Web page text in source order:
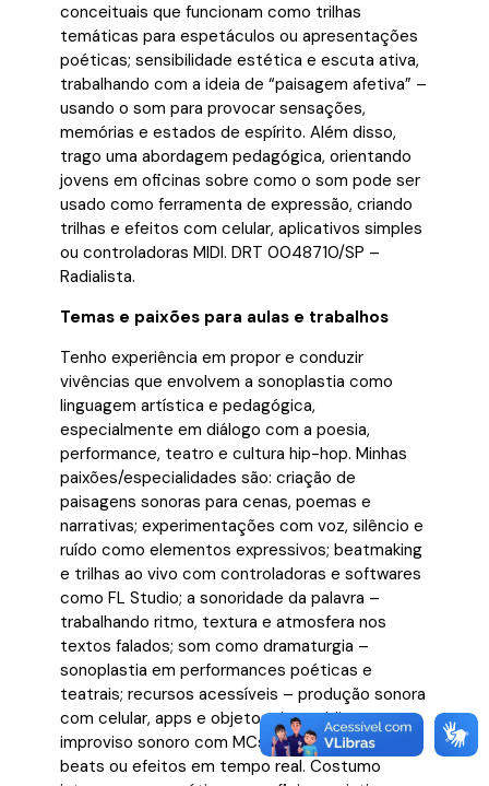
conceituais que funcionam como trilhas
temáticas para espetáculos ou apresentações
poéticas; sensibilidade estética e escuta ativa,
trabalhando com a ideia de “paisagem afetiva” –
usando o som para provocar sensações,
memórias e estados de espírito. Além disso,
trago uma abordagem pedagógica, orientando
jovens em oficinas sobre como o som pode ser
usado como ferramenta de expressão, criando
trilhas e efeitos com celular, aplicativos simples
ou controladoras MIDI. DRT 0048710/SP –
Radialista.
Temas e paixões para aulas e trabalhos
Tenho experiência em propor e conduzir
vivências que envolvem a sonoplastia como
linguagem artística e pedagógica,
especialmente em diálogo com a poesia,
performance, teatro e cultura hip-hop. Minhas
paixões/especialidades são: criação de
paisagens sonoras para cenas, poemas e
narrativas; experimentações com voz, silêncio e
ruído como elementos expressivos; beatmaking
e trilhas ao vivo com controladoras e softwares
como FL Studio; a sonoridade da palavra –
trabalhando ritmo, textura e atmosfera nos
textos falados; som como dramaturgia –
sonoplastia em performances poéticas e
teatrais; recursos acessíveis – produção sonora
com celular, apps e objetos do cotidiano;
improviso sonoro com MCs e poetas, criando
beats ou efeitos em tempo real. Costumo